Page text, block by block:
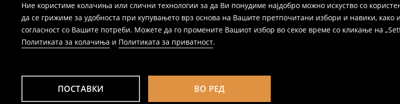
Ние користиме колачиња или слични технологии за да Ви понудиме најдобро можно искуство со
да се грижиме за удобноста при купувањето врз основа на Вашите претпочитани избори и навики,
согласност со Вашите потреби. Можете да го промените Вашиот избор во секое време со кликање на
Политиката за колачиња и Политиката за приватност.
ПОСТАВКИ ВО РЕД